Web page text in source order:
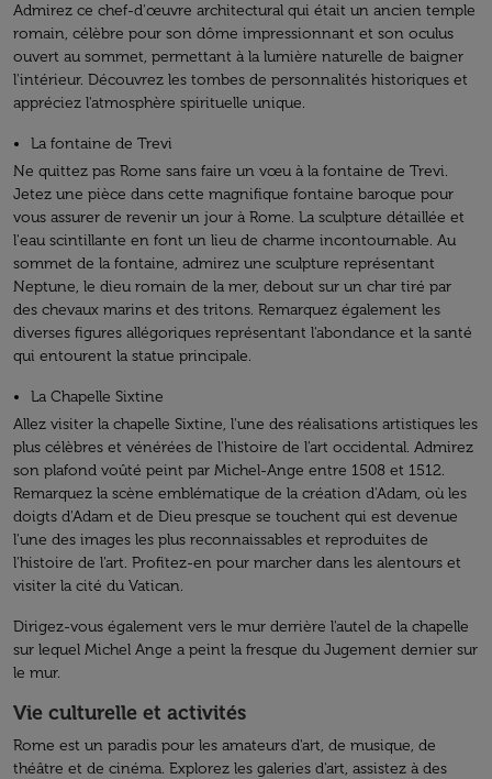
Admirez ce chef-d'œuvre architectural qui était un ancien temple
romain, célèbre pour son dôme impressionnant et son oculus
ouvert au sommet, permettant à la lumière naturelle de baigner
l'intérieur. Découvrez les tombes de personnalités historiques et
appréciez l'atmosphère spirituelle unique.
La fontaine de Trevi
Ne quittez pas Rome sans faire un vœu à la fontaine de Trevi.
Jetez une pièce dans cette magnifique fontaine baroque pour
vous assurer de revenir un jour à Rome. La sculpture détaillée et
l'eau scintillante en font un lieu de charme incontournable. Au
sommet de la fontaine, admirez une sculpture représentant
Neptune, le dieu romain de la mer, debout sur un char tiré par
des chevaux marins et des tritons. Remarquez également les
diverses figures allégoriques représentant l'abondance et la santé
qui entourent la statue principale.
La Chapelle Sixtine
Allez visiter la chapelle Sixtine, l'une des réalisations artistiques les
plus célèbres et vénérées de l'histoire de l'art occidental. Admirez
son plafond voûté peint par Michel-Ange entre 1508 et 1512.
Remarquez la scène emblématique de la création d'Adam, où les
doigts d'Adam et de Dieu presque se touchent qui est devenue
l'une des images les plus reconnaissables et reproduites de
l'histoire de l'art. Profitez-en pour marcher dans les alentours et
visiter la cité du Vatican.
Dirigez-vous également vers le mur derrière l'autel de la chapelle
sur lequel Michel Ange a peint la fresque du Jugement dernier sur
le mur.
Vie culturelle et activités
Rome est un paradis pour les amateurs d'art, de musique, de
théâtre et de cinéma. Explorez les galeries d'art, assistez à des